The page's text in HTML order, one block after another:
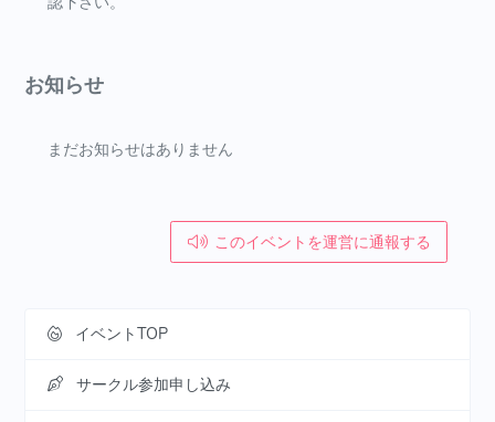
お知らせ
まだお知らせはありません
このイベントを運営に通報する
イベントTOP
サークル参加申し込み